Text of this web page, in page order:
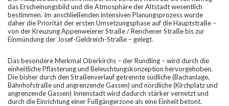
das Erscheinungsbild und die Atmosphäre der Altstadt wesentlich
bestimmen. Im anschließenden intensiven Planungsprozess wurde
daher die Priorität der ersten Umsetzungsphase auf die Hauptstraße –
von der Kreuzung Appenweierer Straße / Renchener Straße bis zur
Einmündung der Josef-Geldreich-Straße – gelegt.
Das besondere Merkmal Oberkirchs – der Rundling – wird durch die
einheitliche Pflasterung und Beleuchtungskonzeption hervorgehoben.
Die bisher durch den Straßenverlauf getrennte südliche (Bachanlage,
Bahnhofstraße und angrenzende Gassen) und nördliche (Kirchplatz und
angrenzende Gassen) Innenstadt wird dadurch stärker vernetzt und
durch die Einrichtung einer Fußgängerzone als eine Einheit betont.